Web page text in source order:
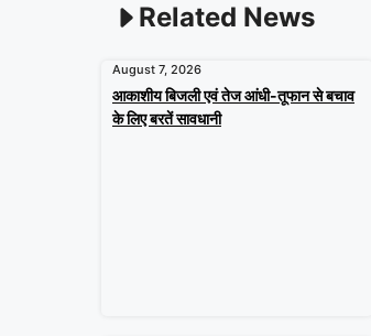
Related News
August 7, 2026
आकाशीय बिजली एवं तेज आंधी-तूफान से बचाव
के लिए बरतें सावधानी